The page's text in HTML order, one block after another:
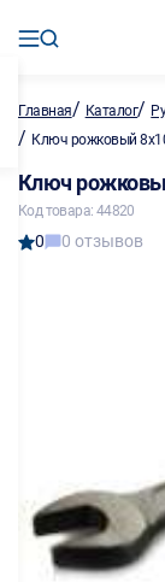
Главная/ Каталог/
/ Ключ рожковый
Ключ
Код товара: 44820
0 0 отзывов